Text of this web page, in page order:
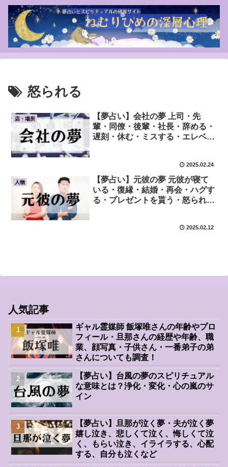
怒られる
店・場所
【夢占い】会社の夢 上司・先
輩・同僚・後輩・社長・辞める・
遅刻・休む・ミスする・エレベー
2025.02.24
人物
【夢占い】元彼の夢 元彼が寝て
いる・復縁・結婚・再会・ハグす
る・プレゼントを貰う・怒られ
2025.02.12
人気記事
人物
ギャル霊媒師 飯塚唯さんの年齢やプロ
フィール・旦那さんの経歴や年齢、職
業、顔写真・子供さん・一番弟子の弟
さんについても調査！
人物
【夢占い】台風の夢のスピリチュアル
な意味とは？浄化・変化・心の嵐のサ
イン
人物
【夢占い】旦那が泣く夢・夫が泣く夢
嬉し泣き、悲しくて泣く、悔しくて泣
く、もらい泣き、イライラする、心配
する、自分も泣くなど